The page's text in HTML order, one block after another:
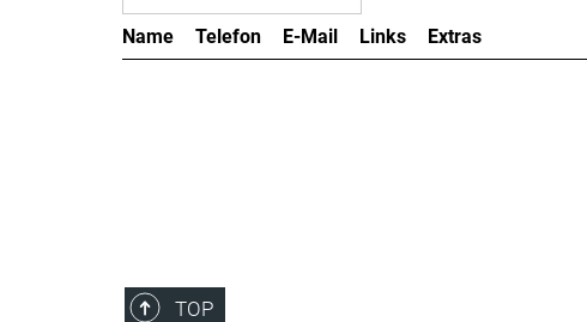
Name Telefon E-Mail Links
Extras
TOP